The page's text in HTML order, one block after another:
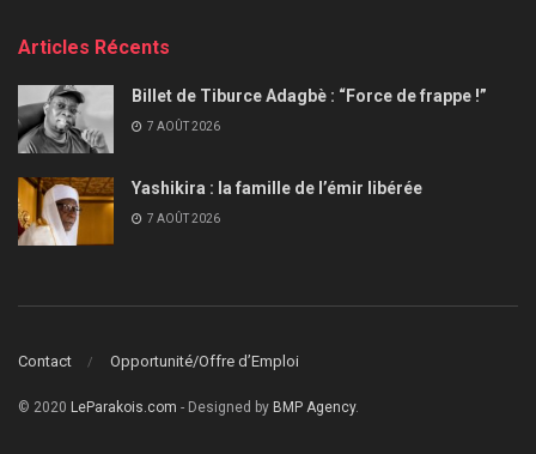
Articles Récents
Billet de Tiburce Adagbè : “Force de frappe !”
7 AOÛT 2026
Yashikira : la famille de l’émir libérée
7 AOÛT 2026
Contact Opportunité/Offre d’Emploi
© 2020 LeParakois.com - Designed by BMP Agency.